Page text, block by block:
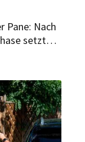
Pane: Nach
setzt
noch